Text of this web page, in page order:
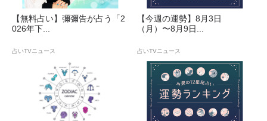
【無料占い】彌彌告が占う「2
026年下...
占いTVニュース
【今週の運勢】8月3日
（月）〜8月9日...
占いTVニュース